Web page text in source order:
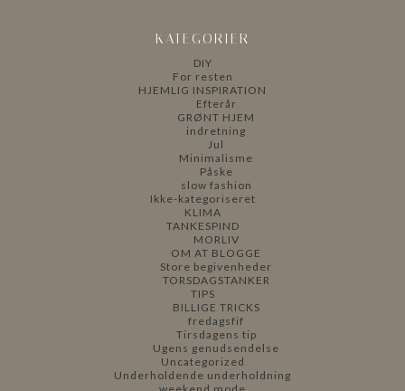
KATEGORIER
DIY
For resten
HJEMLIG INSPIRATION
Efterår
GRØNT HJEM
indretning
Jul
Minimalisme
Påske
slow fashion
Ikke-kategoriseret
KLIMA
TANKESPIND
MORLIV
OM AT BLOGGE
Store begivenheder
TORSDAGSTANKER
TIPS
BILLIGE TRICKS
fredagsfif
Tirsdagens tip
Ugens genudsendelse
Uncategorized
Underholdende underholdning